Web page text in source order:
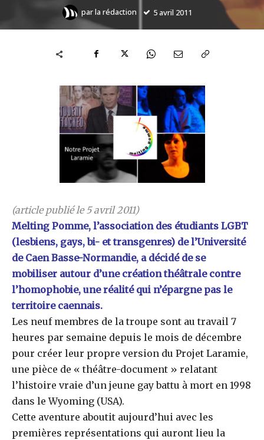
parla rédaction 5 avril 2011
(article publié le 5 avril 2011)
Melting Pomme, l’association des étudiants LGBT
(lesbiens, gays, bi- et transgenres) de l’Université
de Caen Basse-Normandie, a décidé de se
mobiliser autour d’une création théâtrale contre
l’homophobie, une réalité qui n’épargne pas le
territoire caennais.
Les neuf membres de la troupe sont au travail 7
heures par semaine depuis le mois de décembre
pour créer leur propre version du Projet Laramie,
une pièce de « théâtre-document » relatant
l’histoire vraie d’un jeune gay battu à mort en 1998
dans le Wyoming (USA).
Cette aventure aboutit aujourd’hui avec les
premières représentations qui auront lieu la